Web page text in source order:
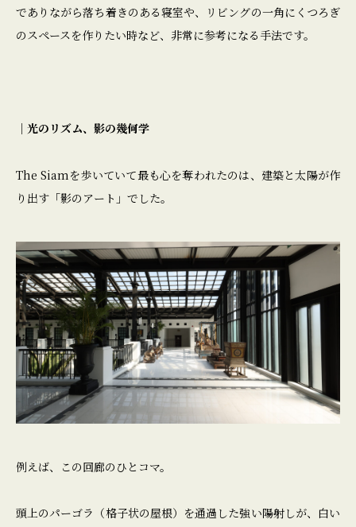
でありながら落ち着きのある寝室や、リビングの一角にくつろぎ
のスペースを作りたい時など、非常に参考になる手法です。
｜光のリズム、影の幾何学
The Siamを歩いていて最も心を奪われたのは、建築と太陽が作
り出す「影のアート」でした。
例えば、この回廊のひとコマ。
頭上のパーゴラ（格子状の屋根）を通過した強い陽射しが、白い